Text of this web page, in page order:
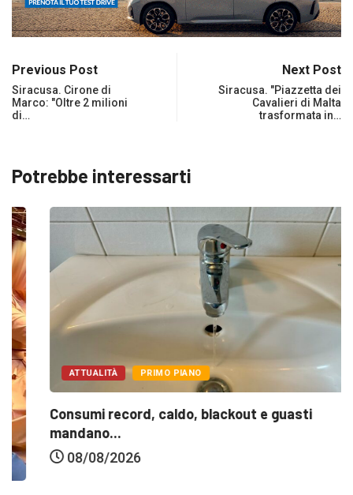
Previous Post
Siracusa. Cirone di
Marco: "Oltre 2 milioni
di…
Next Post
Siracusa. "Piazzetta dei
Cavalieri di Malta
trasformata in…
Potrebbe interessarti
ATTUALITÀ PRIMO PIANO
Consumi record, caldo, blackout e guasti
mandano...
08/08/2026